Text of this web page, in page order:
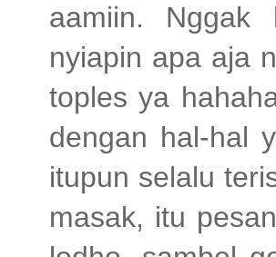
aamiin. Nggak
nyiapin apa aja
toples ya
dengan hal-hal
itupun selalu
masak, itu